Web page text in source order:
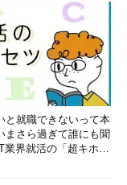
と就職できないって本
さら過ぎて誰にも聞
業界就活の「超キホ